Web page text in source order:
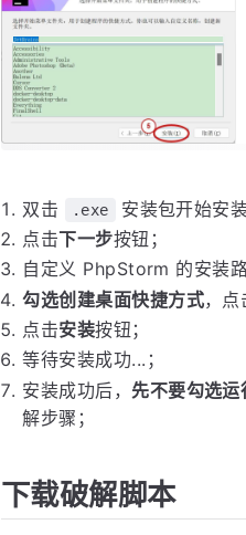
双击 .exe
安装包开始安
点击下一步按钮；
自定义 PhpStorm 的安装
勾选创建桌面快捷方式，点
点击安装按钮；
等待安装成功...；
安装成功后， 先不要勾选
解步骤；
下载破解脚本